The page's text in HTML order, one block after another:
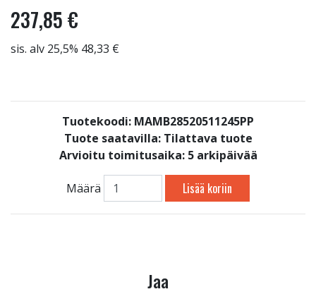
237,85 €
sis. alv 25,5% 48,33 €
Tuotekoodi: MAMB28520511245PP
Tuote saatavilla: Tilattava tuote
Arvioitu toimitusaika: 5 arkipäivää
Määrä Lisää koriin
Jaa